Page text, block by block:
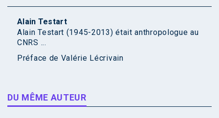
Alain Testart
Alain Testart (1945-2013) était anthropologue au
CNRS ...
Préface de Valérie Lécrivain
DU MÊME AUTEUR